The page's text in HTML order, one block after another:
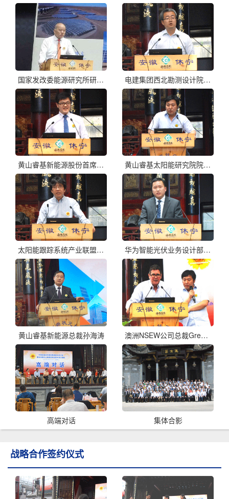
国家发改委能源研究所研究员王斯成 电建集团西北勘测设计院所长马高详
黄山睿基新能源股份首席技术官王合鹏 黄山睿基太阳能研究院院长刘光宇
太阳能跟踪系统产业联盟副秘书长李军 华为智能光伏业务设计部总监张先淼
黄山睿基新能源总裁孙海涛 澳洲NSEW公司总裁Greg Askwith
高端对话 集体合影
战略合作签约仪式